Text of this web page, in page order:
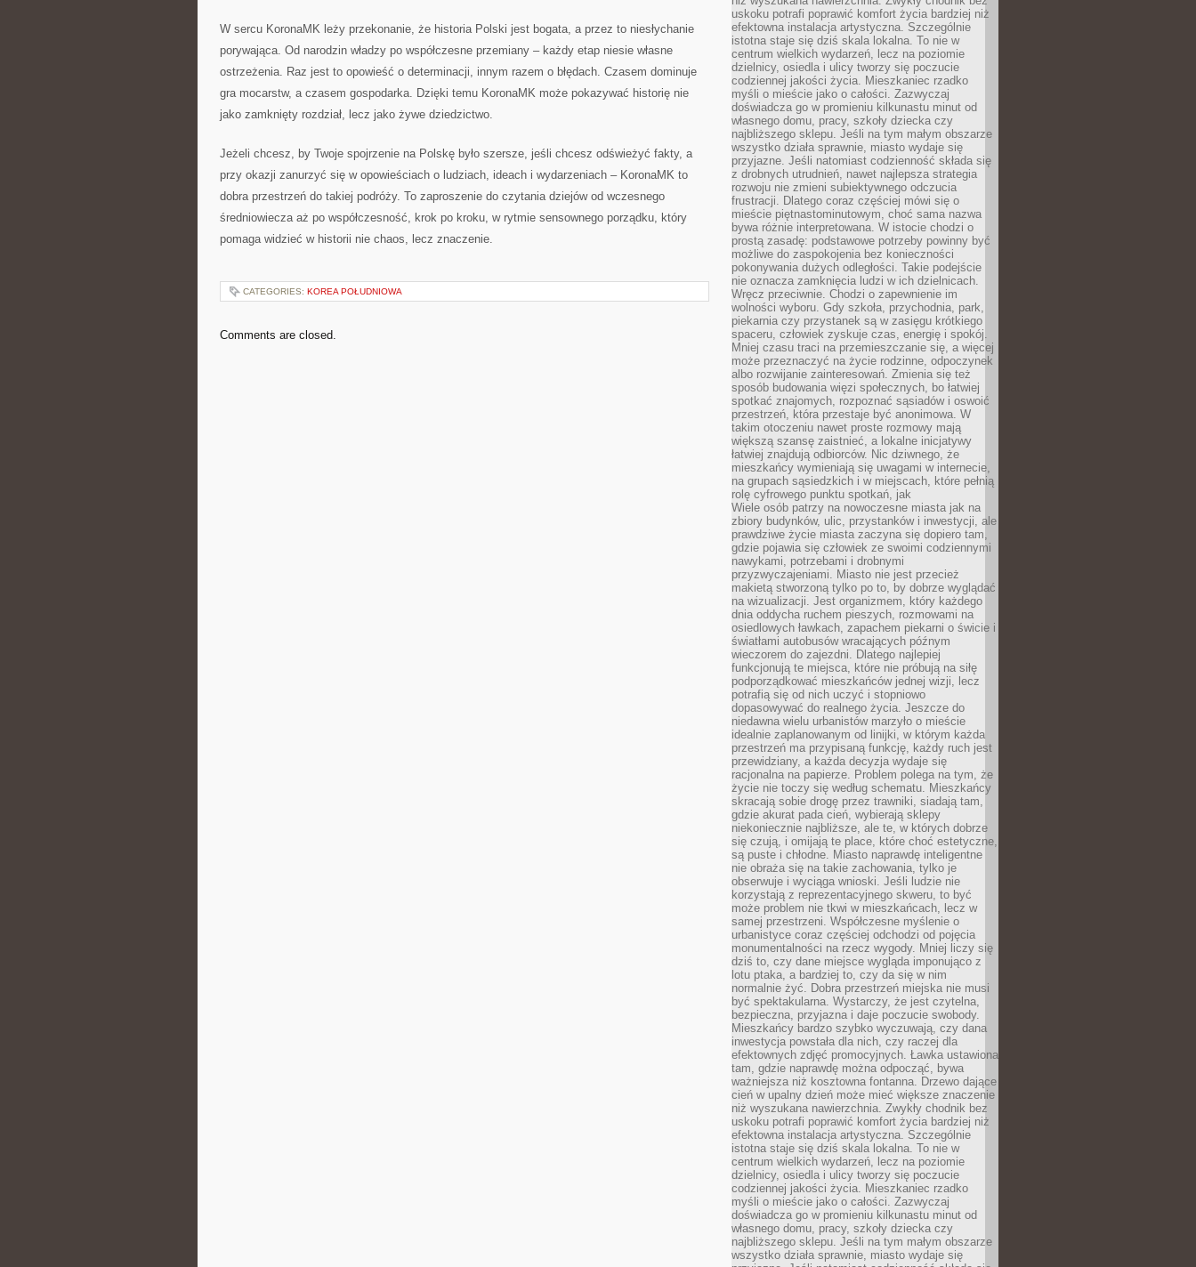
W sercu KoronaMK leży przekonanie, że historia Polski jest bogata, a przez to niesłychanie
porywająca. Od narodzin władzy po współczesne przemiany – każdy etap niesie własne
ostrzeżenia. Raz jest to opowieść o determinacji, innym razem o błędach. Czasem dominuje
gra mocarstw, a czasem gospodarka. Dzięki temu KoronaMK może pokazywać historię nie
jako zamknięty rozdział, lecz jako żywe dziedzictwo.
Jeżeli chcesz, by Twoje spojrzenie na Polskę było szersze, jeśli chcesz odświeżyć fakty, a
przy okazji zanurzyć się w opowieściach o ludziach, ideach i wydarzeniach – KoronaMK to
dobra przestrzeń do takiej podróży. To zaproszenie do czytania dziejów od wczesnego
średniowiecza aż po współczesność, krok po kroku, w rytmie sensownego porządku, który
pomaga widzieć w historii nie chaos, lecz znaczenie.
CATEGORIES: KOREA POŁUDNIOWA
Comments are closed.
uskoku potrafi poprawić komfort życia bardziej niż
efektowna instalacja artystyczna. Szczególnie
istotna staje się dziś skala lokalna. To nie w
centrum wielkich wydarzeń, lecz na poziomie
dzielnicy, osiedla i ulicy tworzy się poczucie
codziennej jakości życia. Mieszkaniec rzadko
myśli o mieście jako o całości. Zazwyczaj
doświadcza go w promieniu kilkunastu minut od
własnego domu, pracy, szkoły dziecka czy
najbliższego sklepu. Jeśli na tym małym obszarze
wszystko działa sprawnie, miasto wydaje się
przyjazne. Jeśli natomiast codzienność składa się
z drobnych utrudnień, nawet najlepsza strategia
rozwoju nie zmieni subiektywnego odczucia
frustracji. Dlatego coraz częściej mówi się o
mieście piętnastominutowym, choć sama nazwa
bywa różnie interpretowana. W istocie chodzi o
prostą zasadę: podstawowe potrzeby powinny być
możliwe do zaspokojenia bez konieczności
pokonywania dużych odległości. Takie podejście
nie oznacza zamknięcia ludzi w ich dzielnicach.
Wręcz przeciwnie. Chodzi o zapewnienie im
wolności wyboru. Gdy szkoła, przychodnia, park,
piekarnia czy przystanek są w zasięgu krótkiego
spaceru, człowiek zyskuje czas, energię i spokój.
Mniej czasu traci na przemieszczanie się, a więcej
może przeznaczyć na życie rodzinne, odpoczynek
albo rozwijanie zainteresowań. Zmienia się też
sposób budowania więzi społecznych, bo łatwiej
spotkać znajomych, rozpoznać sąsiadów i oswoić
przestrzeń, która przestaje być anonimowa. W
takim otoczeniu nawet proste rozmowy mają
większą szansę zaistnieć, a lokalne inicjatywy
łatwiej znajdują odbiorców. Nic dziwnego, że
mieszkańcy wymieniają się uwagami w internecie,
na grupach sąsiedzkich i w miejscach, które pełnią
rolę cyfrowego punktu spotkań, jak
Wiele osób patrzy na nowoczesne miasta jak na
zbiory budynków, ulic, przystanków i inwestycji, ale
prawdziwe życie miasta zaczyna się dopiero tam,
gdzie pojawia się człowiek ze swoimi codziennymi
nawykami, potrzebami i drobnymi
przyzwyczajeniami. Miasto nie jest przecież
makietą stworzoną tylko po to, by dobrze wyglądać
na wizualizacji. Jest organizmem, który każdego
dnia oddycha ruchem pieszych, rozmowami na
osiedlowych ławkach, zapachem piekarni o świcie i
światłami autobusów wracających późnym
wieczorem do zajezdni. Dlatego najlepiej
funkcjonują te miejsca, które nie próbują na siłę
podporządkować mieszkańców jednej wizji, lecz
potrafią się od nich uczyć i stopniowo
dopasowywać do realnego życia. Jeszcze do
niedawna wielu urbanistów marzyło o mieście
idealnie zaplanowanym od linijki, w którym każda
przestrzeń ma przypisaną funkcję, każdy ruch jest
przewidziany, a każda decyzja wydaje się
racjonalna na papierze. Problem polega na tym, że
życie nie toczy się według schematu. Mieszkańcy
skracają sobie drogę przez trawniki, siadają tam,
gdzie akurat pada cień, wybierają sklepy
niekoniecznie najbliższe, ale te, w których dobrze
się czują, i omijają te place, które choć estetyczne,
są puste i chłodne. Miasto naprawdę inteligentne
nie obraża się na takie zachowania, tylko je
obserwuje i wyciąga wnioski. Jeśli ludzie nie
korzystają z reprezentacyjnego skweru, to być
może problem nie tkwi w mieszkańcach, lecz w
samej przestrzeni. Współczesne myślenie o
urbanistyce coraz częściej odchodzi od pojęcia
monumentalności na rzecz wygody. Mniej liczy się
dziś to, czy dane miejsce wygląda imponująco z
lotu ptaka, a bardziej to, czy da się w nim
normalnie żyć. Dobra przestrzeń miejska nie musi
być spektakularna. Wystarczy, że jest czytelna,
bezpieczna, przyjazna i daje poczucie swobody.
Mieszkańcy bardzo szybko wyczuwają, czy dana
inwestycja powstała dla nich, czy raczej dla
efektownych zdjęć promocyjnych. Ławka ustawiona
tam, gdzie naprawdę można odpocząć, bywa
ważniejsza niż kosztowna fontanna. Drzewo dające
cień w upalny dzień może mieć większe znaczenie
niż wyszukana nawierzchnia. Zwykły chodnik bez
uskoku potrafi poprawić komfort życia bardziej niż
efektowna instalacja artystyczna. Szczególnie
istotna staje się dziś skala lokalna. To nie w
centrum wielkich wydarzeń, lecz na poziomie
dzielnicy, osiedla i ulicy tworzy się poczucie
codziennej jakości życia. Mieszkaniec rzadko
myśli o mieście jako o całości. Zazwyczaj
doświadcza go w promieniu kilkunastu minut od
własnego domu, pracy, szkoły dziecka czy
najbliższego sklepu. Jeśli na tym małym obszarze
wszystko działa sprawnie, miasto wydaje się